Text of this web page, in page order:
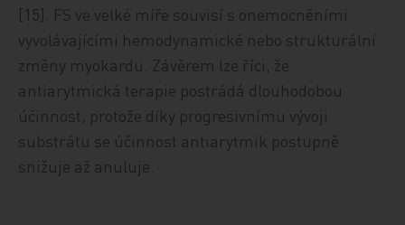
[15]. FS ve velké míře souvisí s onemocněními
vyvolávajícími hemodynamické nebo strukturální
změny myokardu. Závěrem lze říci, že
antiarytmická terapie postrádá dlouhodobou
účinnost, protože díky progresivnímu vývoji
substrátu se účinnost antiarytmik postupně
snižuje až anuluje.